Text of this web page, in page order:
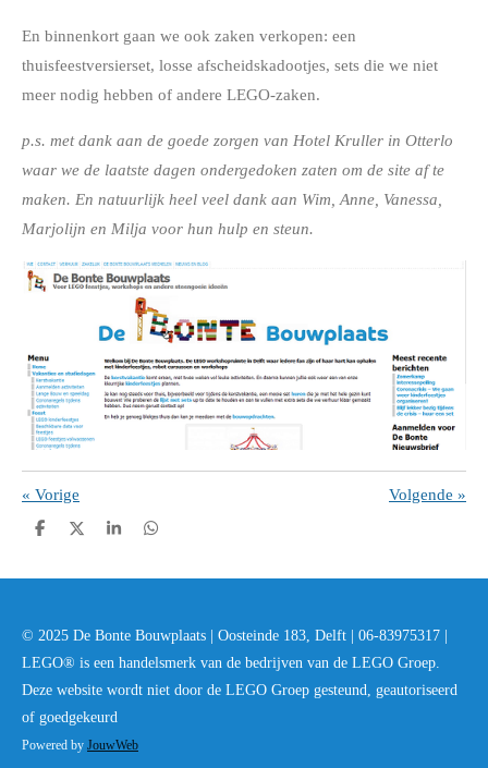
En binnenkort gaan we ook zaken verkopen: een
thuisfeestversierset, losse afscheidskadootjes, sets die we niet
meer nodig hebben of andere LEGO-zaken.
p.s. met dank aan de goede zorgen van Hotel Kruller in Otterlo
waar we de laatste dagen ondergedoken zaten om de site af te
maken. En natuurlijk heel veel dank aan Wim, Anne, Vanessa,
Marjolijn en Milja voor hun hulp en steun.
« Vorige Volgende »
D
e
D
l
S
r
D
e
© 2025 De Bonte Bouwplaats | Oosteinde 183, Delft | 06-83975317 |
LEGO® is een handelsmerk van de bedrijven van de LEGO Groep.
Deze website wordt niet door de LEGO Groep gesteund, geautoriseerd
of goedgekeurd
Powered by JouwWeb